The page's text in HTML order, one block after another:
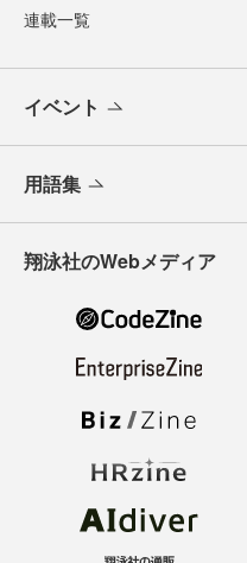
連載一覧
イベント
用語集
翔泳社のWebメディア